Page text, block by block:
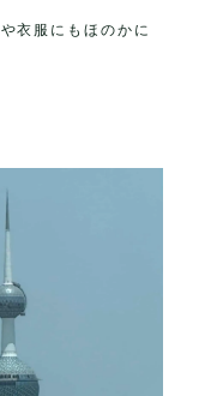
衣服にもほのかに